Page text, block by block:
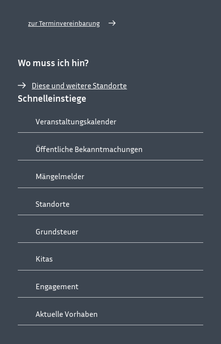
zur Terminvereinbarung
Wo muss ich hin?
Diese und weitere Standorte
Schnelleinstiege
Veranstaltungskalender
Öffentliche Bekanntmachungen
Mängelmelder
Standorte
Grundsteuer
Kitas
Engagement
Aktuelle Vorhaben